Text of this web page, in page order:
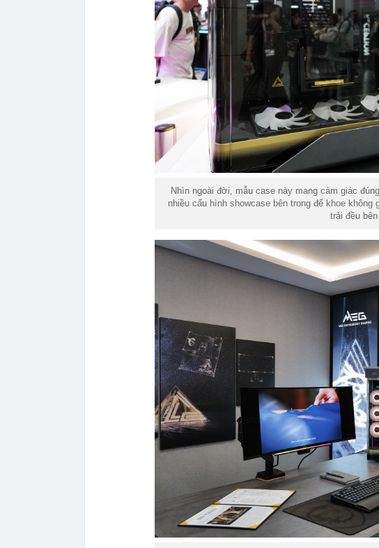
Nhìn ngoài đời, mẫu case này mang cảm giác
nhiều cấu hình showcase bên trong để khoe
trải đều